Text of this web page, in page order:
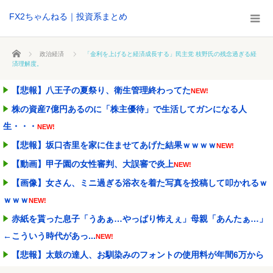
FX2ちゃんねる｜投資系まとめ
ホーム 政治経済
「金利を上げると経済成長する」民主党 枝野氏の残念過ぎる経
済理解度。
【悲報】八王子の夏祭り、衛生管理終わってたNEW!
株の資産7億円あるのに「株主優待」で生活してガンになる人
生・・・ NEW!
【悲報】坂口杏里を家に住ませてあげた結果ｗｗｗｗNEW!
【動画】甲子園の女性審判、大誤審で炎上NEW!
【画像】女さん、ミニ過ぎる浴衣を着た写真を投稿して叩かれるｗ
ｗｗｗNEW!
赤紙を貰った息子「うあぁ…やっぱり怖えぇ」母親「あんたぁ…」
←こういう時代があっ...NEW!
【悲報】太鼓の達人、お馴染みのフォントの使用料が年間6万から